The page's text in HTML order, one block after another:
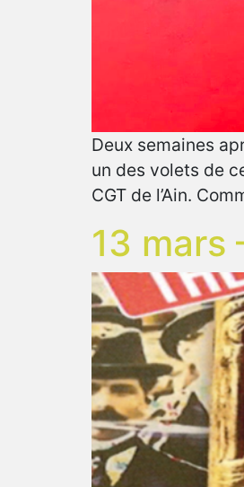
Deux semaines
un des volets de
CGT de l’Ain.
13 mars